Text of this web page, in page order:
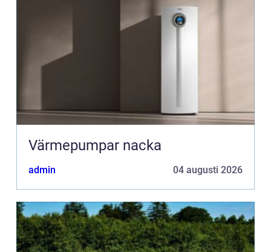
Värmepumpar nacka
admin 04 augusti 2026